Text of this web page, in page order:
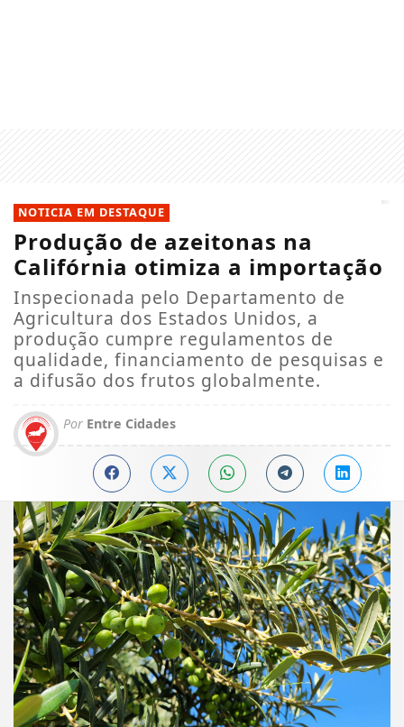
NOTICIA EM DESTAQUE
Produção de azeitonas na
Califórnia otimiza a importação
Inspecionada pelo Departamento de
Agricultura dos Estados Unidos, a
produção cumpre regulamentos de
qualidade, financiamento de pesquisas e
a difusão dos frutos globalmente.
Por Entre Cidades